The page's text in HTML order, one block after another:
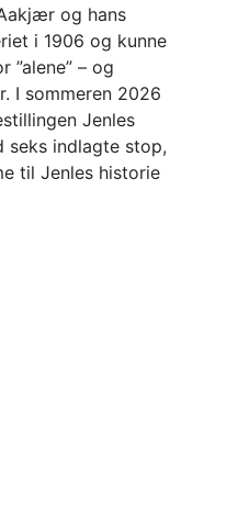
og hans
i 1906 og kunne
”alene” – og
I sommeren 2026
Jenles
seks indlagte stop,
til Jenles historie